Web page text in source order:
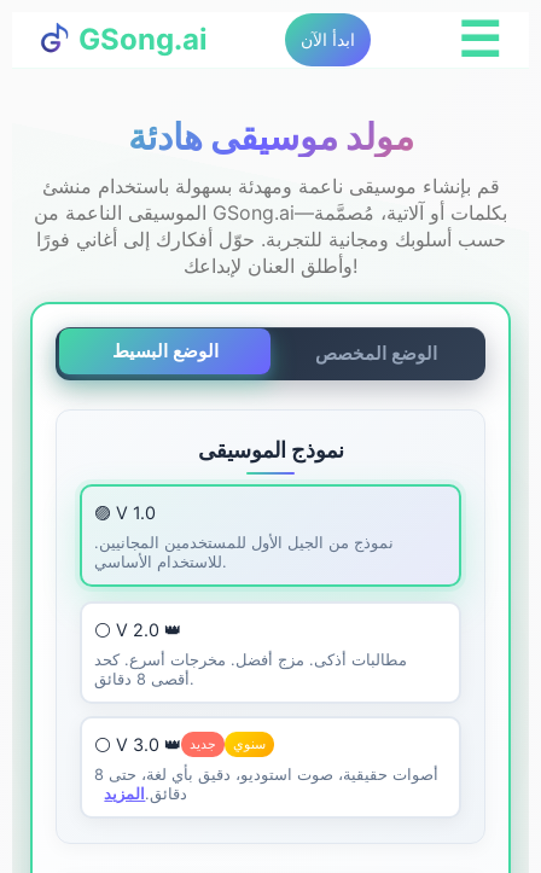
GSong.ai ابدأ الآن ☰
مولد موسيقى هادئة
قم بإنشاء موسيقى ناعمة ومهدئة بسهولة باستخدام منشئ
الموسيقى الناعمة من GSong.ai—بكلمات أو آلاتية، مُصمَّمة
حسب أسلوبك ومجانية للتجربة. حوّل أفكارك إلى أغاني فورًا
وأطلق العنان لإبداعك!
الوضع البسيط الوضع المخصص
نموذج الموسيقى
🟣 V 1.0
نموذج من الجيل الأول للمستخدمين المجانيين.
للاستخدام الأساسي.
⚪ V 2.0 👑
مطالبات أذكى. مزج أفضل. مخرجات أسرع. كحد
أقصى 8 دقائق.
⚪ V 3.0 👑 جديد سنوي
أصوات حقيقية، صوت استوديو، دقيق بأي لغة، حتى 8
دقائق. المزيد